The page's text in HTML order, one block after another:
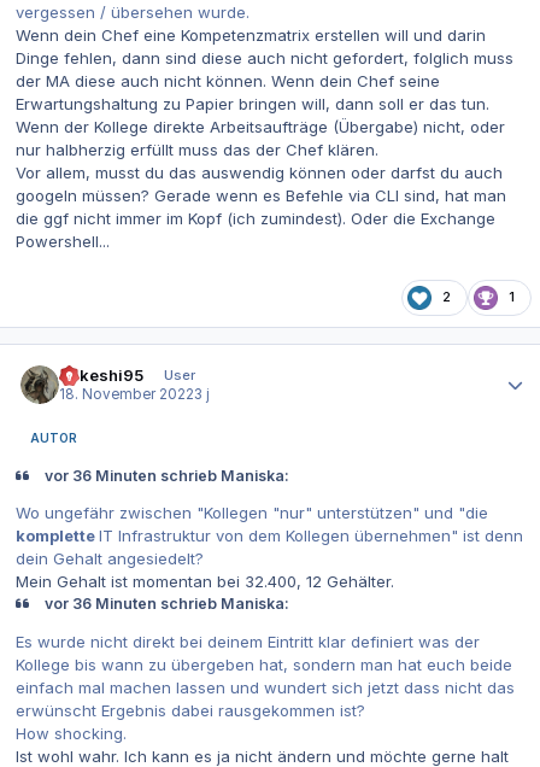
vergessen / übersehen wurde.
Wenn dein Chef eine Kompetenzmatrix erstellen will und darin
Dinge fehlen, dann sind diese auch nicht gefordert, folglich muss
der MA diese auch nicht können. Wenn dein Chef seine
Erwartungshaltung zu Papier bringen will, dann soll er das tun.
Wenn der Kollege direkte Arbeitsaufträge (Übergabe) nicht, oder
nur halbherzig erfüllt muss das der Chef klären.
Vor allem, musst du das auswendig können oder darfst du auch
googeln müssen? Gerade wenn es Befehle via CLI sind, hat man
die ggf nicht immer im Kopf (ich zumindest). Oder die Exchange
Powershell...
2 1
Takeshi95
User
18. November 20223 j
AUTOR
vor 36 Minuten schrieb Maniska:
Wo ungefähr zwischen "Kollegen "nur" unterstützen" und "die
kompletteIT Infrastruktur von dem Kollegen übernehmen" ist denn
dein Gehalt angesiedelt?
Mein Gehalt ist momentan bei 32.400, 12 Gehälter.
vor 36 Minuten schrieb Maniska:
Es wurde nicht direkt bei deinem Eintritt klar definiert was der
Kollege bis wann zu übergeben hat, sondern man hat euch beide
einfach mal machen lassen und wundert sich jetzt dass nicht das
erwünscht Ergebnis dabei rausgekommen ist?
How shocking.
Ist wohl wahr. Ich kann es ja nicht ändern und möchte gerne halt